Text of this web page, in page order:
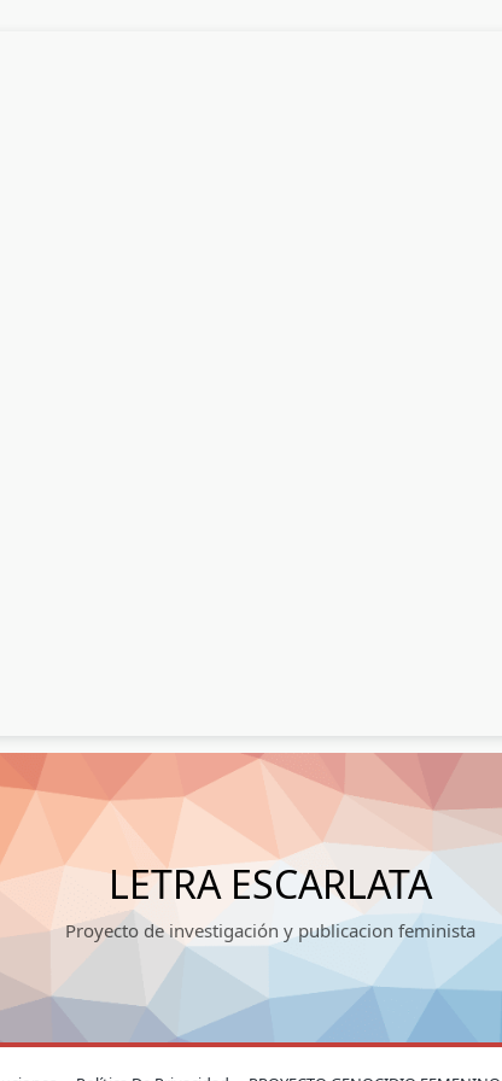
LETRA ESCARLATA
Proyecto de investigación y publicacion feminista